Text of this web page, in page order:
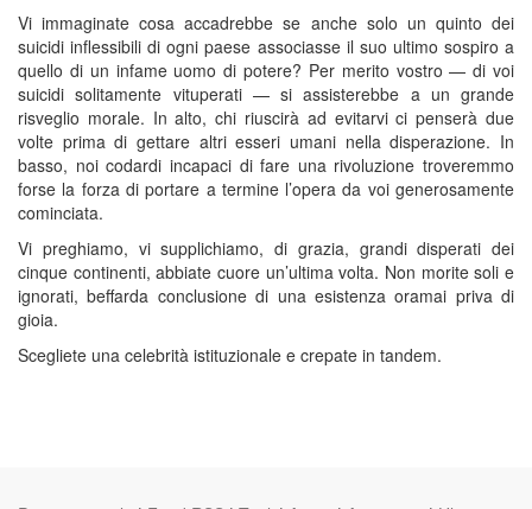
Vi immaginate cosa accadrebbe se anche solo un quinto dei
suicidi inflessibili di ogni paese associasse il suo ultimo sospiro a
quello di un infame uomo di potere? Per merito vostro — di voi
suicidi solitamente vituperati — si assisterebbe a un grande
risveglio morale. In alto, chi riuscirà ad evitarvi ci penserà due
volte prima di gettare altri esseri umani nella disperazione. In
basso, noi codardi incapaci di fare una rivoluzione troveremmo
forse la forza di portare a termine l’opera da voi generosamente
cominciata.
Vi preghiamo, vi supplichiamo, di grazia, grandi disperati dei
cinque continenti, abbiate cuore un’ultima volta. Non morite soli e
ignorati, beffarda conclusione di una esistenza oramai priva di
gioia.
Scegliete una celebrità istituzionale e crepate in tandem.